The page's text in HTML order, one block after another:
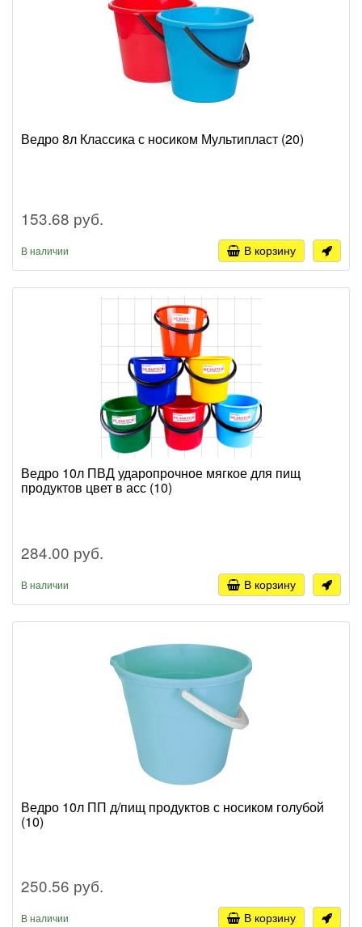
Ведро 8л Классика с носиком Мультипласт (20)
153.68 руб.
В наличии В корзину
Ведро 10л ПВД ударопрочное мягкое для пищ
продуктов цвет в асс (10)
284.00 руб.
В наличии В корзину
Ведро 10л ПП д/пищ продуктов с носиком голубой
(10)
250.56 руб.
В наличии В корзину